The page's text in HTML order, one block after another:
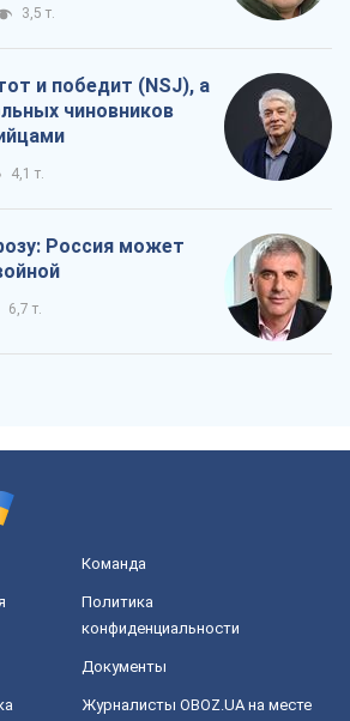
3,5 т.
и победит (NSJ), а
чиновников
4,1 т.
Россия может
6,7 т.
Команда
Политика
конфиденциальности
Документы
Журналисты OBOZ.UA на месте